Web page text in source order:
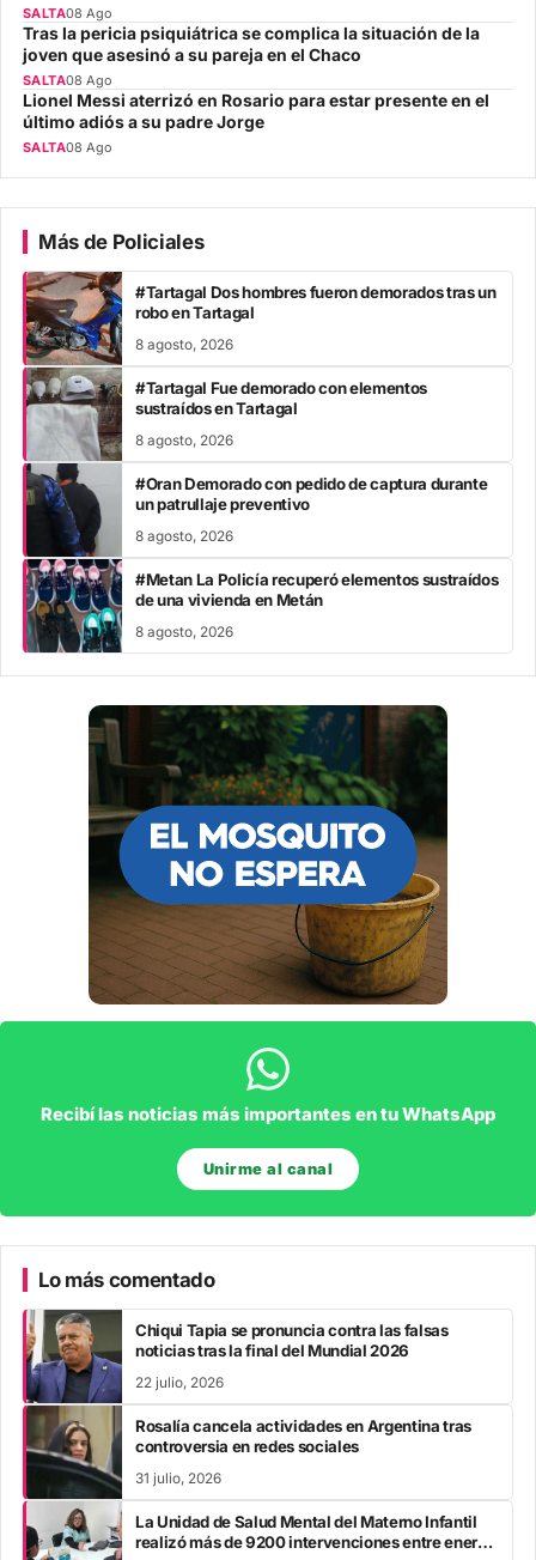
SALTA08 Ago
Tras la pericia psiquiátrica se complica la situación de la
joven que asesinó a su pareja en el Chaco
SALTA08 Ago
Lionel Messi aterrizó en Rosario para estar presente en el
último adiós a su padre Jorge
SALTA08 Ago
Más de Policiales
#Tartagal Dos hombres fueron demorados tras un
robo en Tartagal
8 agosto, 2026
#Tartagal Fue demorado con elementos
sustraídos en Tartagal
8 agosto, 2026
#Oran Demorado con pedido de captura durante
un patrullaje preventivo
8 agosto, 2026
#Metan La Policía recuperó elementos sustraídos
de una vivienda en Metán
8 agosto, 2026
Recibí las noticias más importantes en tu WhatsApp
Unirme al canal
Lo más comentado
Chiqui Tapia se pronuncia contra las falsas
noticias tras la final del Mundial 2026
22 julio, 2026
Rosalía cancela actividades en Argentina tras
controversia en redes sociales
31 julio, 2026
La Unidad de Salud Mental del Materno Infantil
realizó más de 9200 intervenciones entre enero